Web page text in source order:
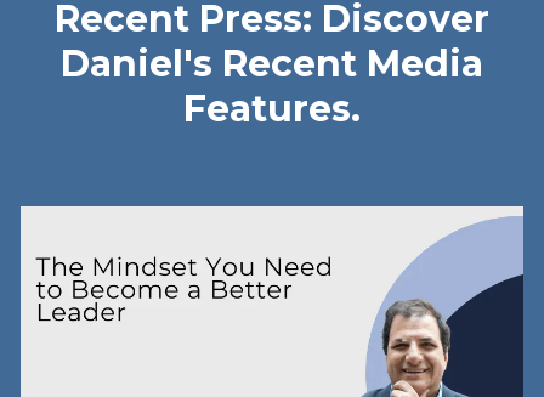
Recent Press: Discover
Daniel's Recent Media
Features.